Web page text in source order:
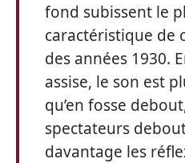
fond subissent le
caractéristique de
des années 1930.
assise, le son est
qu’en fosse
spectateurs
davantage les